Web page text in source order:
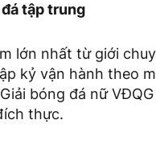
tập trung
lớn nhất từ giới
kỷ vận hành theo
bóng đá nữ
thực.